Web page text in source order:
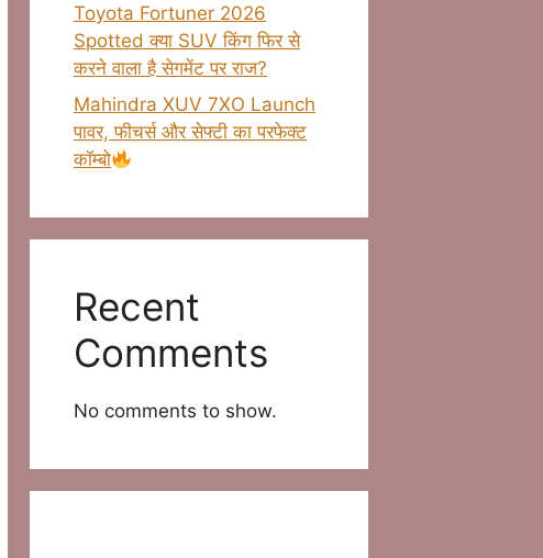
Toyota Fortuner 2026
Spotted क्या SUV किंग फिर से
करने वाला है सेगमेंट पर राज?
Mahindra XUV 7XO Launch
पावर, फीचर्स और सेफ्टी का परफेक्ट
कॉम्बो
Recent
Comments
No comments to show.